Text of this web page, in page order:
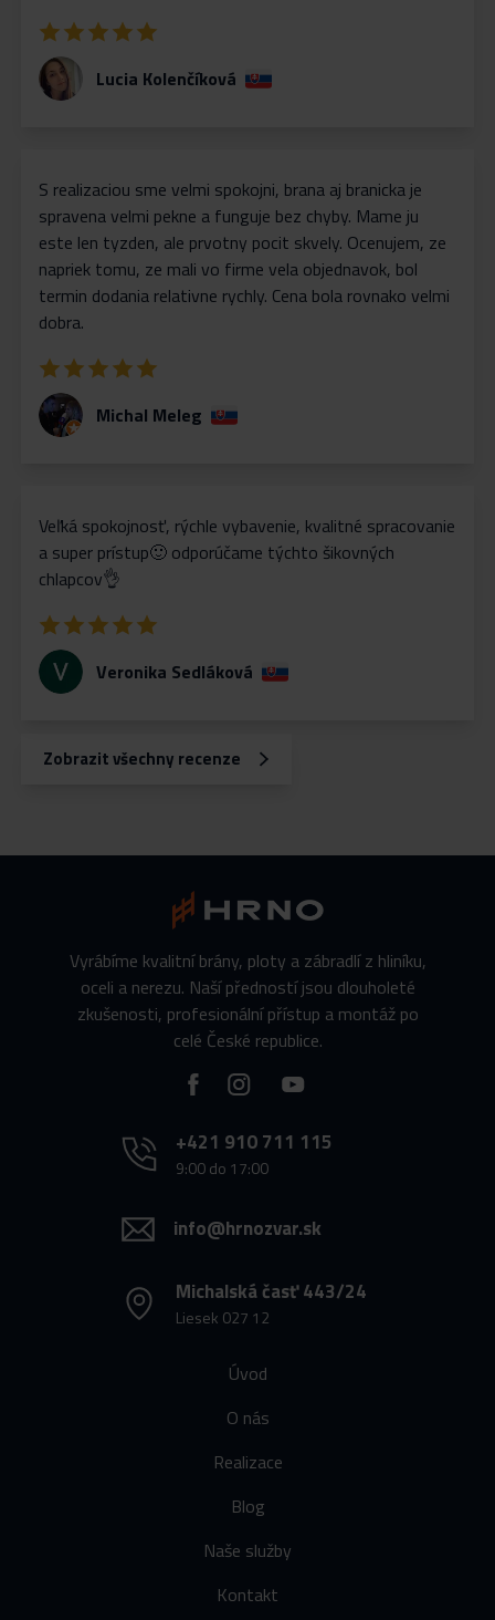
Lucia Kolenčíková
S realizaciou sme velmi spokojni, brana aj branicka je
spravena velmi pekne a funguje bez chyby. Mame ju
este len tyzden, ale prvotny pocit skvely. Ocenujem, ze
napriek tomu, ze mali vo firme vela objednavok, bol
termin dodania relativne rychly. Cena bola rovnako velmi
dobra.
Michal Meleg
Veľká spokojnosť, rýchle vybavenie, kvalitné spracovanie
a super prístup🙂 odporúčame týchto šikovných
chlapcov👌
Veronika Sedláková
Zobrazit všechny recenze
Vyrábíme kvalitní brány, ploty a zábradlí z hliníku,
oceli a nerezu. Naší předností jsou dlouholeté
zkušenosti, profesionální přístup a montáž po
celé České republice.
+421 910 711 115
9:00 do 17:00
info@hrnozvar.sk
Michalská časť 443/24
Liesek 027 12
Úvod
O nás
Realizace
Blog
Naše služby
Kontakt